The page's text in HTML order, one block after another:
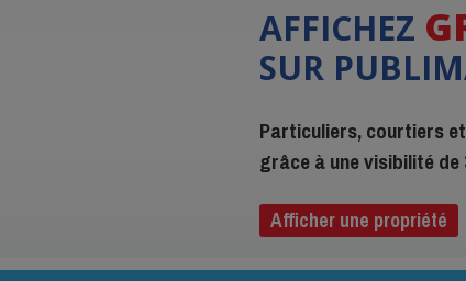
AFFICHEZ
SUR
Particuliers, courtiers
grâce à une visibilité
Afficher une propriété